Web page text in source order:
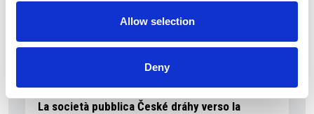
Allow selection
Deny
La società pubblica České dráhy verso la